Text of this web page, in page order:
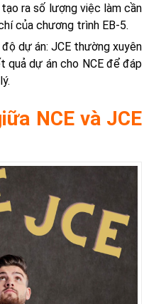
ra số lượng việc làm cần
của chương trình EB-5.
dự án: JCE thường xuyên
quả dự án cho NCE để đáp
NCE và JCE